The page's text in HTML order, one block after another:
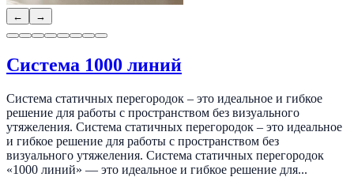
← →
Система 1000 линий
Система статичных перегородок – это идеальное и гибкое
решение для работы с пространством без визуального
утяжеления. Система статичных перегородок – это идеальное
и гибкое решение для работы с пространством без
визуального утяжеления. Система статичных перегородок
«1000 линий» — это идеальное и гибкое решение для...